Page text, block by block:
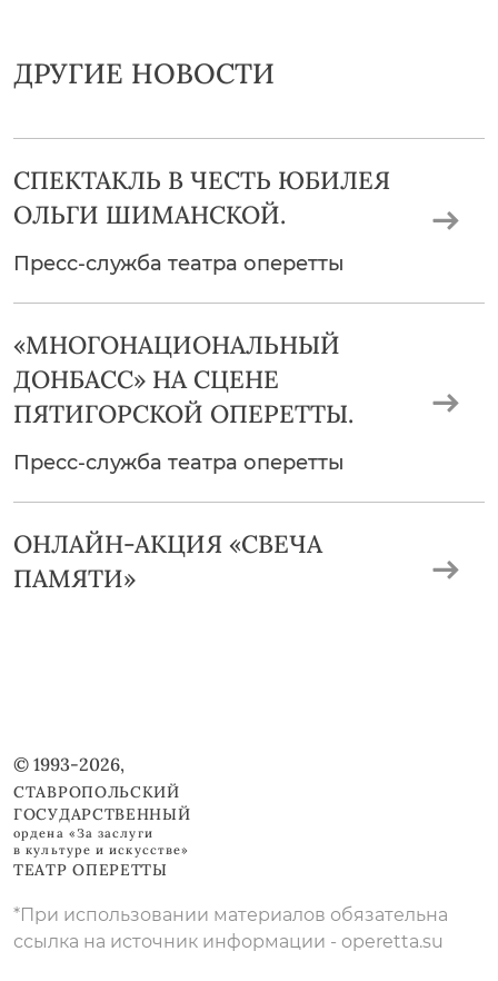
ДРУГИЕ НОВОСТИ
СПЕКТАКЛЬ В ЧЕСТЬ ЮБИЛЕЯ
ОЛЬГИ ШИМАНСКОЙ.
Пресс-служба театра оперетты
«МНОГОНАЦИОНАЛЬНЫЙ
ДОНБАСС» НА СЦЕНЕ
ПЯТИГОРСКОЙ ОПЕРЕТТЫ.
Пресс-служба театра оперетты
ОНЛАЙН-АКЦИЯ «СВЕЧА
ПАМЯТИ»
© 1993-2026,
СТАВРОПОЛЬСКИЙ
ГОСУДАРСТВЕННЫЙ
ордена «За заслуги
в культуре и искусстве»
ТЕАТР ОПЕРЕТТЫ
*При использовании материалов обязательна
ссылка на источник информации - operetta.su